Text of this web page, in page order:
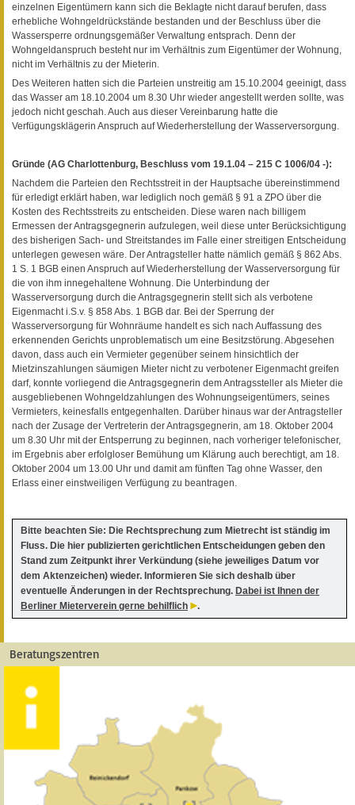
einzelnen Eigentümern kann sich die Beklagte nicht darauf berufen, dass
erhebliche Wohngeldrückstände bestanden und der Beschluss über die
Wassersperre ordnungsgemäßer Verwaltung entsprach. Denn der
Wohngeldanspruch besteht nur im Verhältnis zum Eigentümer der Wohnung,
nicht im Verhältnis zu der Mieterin.
Des Weiteren hatten sich die Parteien unstreitig am 15.10.2004 geeinigt, dass
das Wasser am 18.10.2004 um 8.30 Uhr wieder angestellt werden sollte, was
jedoch nicht geschah. Auch aus dieser Vereinbarung hatte die
Verfügungsklägerin Anspruch auf Wiederherstellung der Wasserversorgung.
Gründe (AG Charlottenburg, Beschluss vom 19.1.04 – 215 C 1006/04 -):
Nachdem die Parteien den Rechtsstreit in der Hauptsache übereinstimmend
für erledigt erklärt haben, war lediglich noch gemäß § 91 a ZPO über die
Kosten des Rechtsstreits zu entscheiden. Diese waren nach billigem
Ermessen der Antragsgegnerin aufzulegen, weil diese unter Berücksichtigung
des bisherigen Sach- und Streitstandes im Falle einer streitigen Entscheidung
unterlegen gewesen wäre. Der Antragsteller hatte nämlich gemäß § 862 Abs.
1 S. 1 BGB einen Anspruch auf Wiederherstellung der Wasserversorgung für
die von ihm innegehaltene Wohnung. Die Unterbindung der
Wasserversorgung durch die Antragsgegnerin stellt sich als verbotene
Eigenmacht i.S.v. § 858 Abs. 1 BGB dar. Bei der Sperrung der
Wasserversorgung für Wohnräume handelt es sich nach Auffassung des
erkennenden Gerichts unproblematisch um eine Besitzstörung. Abgesehen
davon, dass auch ein Vermieter gegenüber seinem hinsichtlich der
Mietzinszahlungen säumigen Mieter nicht zu verbotener Eigenmacht greifen
darf, konnte vorliegend die Antragsgegnerin dem Antragssteller als Mieter die
ausgebliebenen Wohngeldzahlungen des Wohnungseigentümers, seines
Vermieters, keinesfalls entgegenhalten. Darüber hinaus war der Antragsteller
nach der Zusage der Vertreterin der Antragsgegnerin, am 18. Oktober 2004
um 8.30 Uhr mit der Entsperrung zu beginnen, nach vorheriger telefonischer,
im Ergebnis aber erfolgloser Bemühung um Klärung auch berechtigt, am 18.
Oktober 2004 um 13.00 Uhr und damit am fünften Tag ohne Wasser, den
Erlass einer einstweiligen Verfügung zu beantragen.
Bitte beachten Sie: Die Rechtsprechung zum Mietrecht ist ständig im
Fluss. Die hier publizierten gerichtlichen Entscheidungen geben den
Stand zum Zeitpunkt ihrer Verkündung (siehe jeweiliges Datum vor
dem Aktenzeichen) wieder. Informieren Sie sich deshalb über
eventuelle Änderungen in der Rechtsprechung. Dabei ist Ihnen der
Berliner Mieterverein gerne behilflich
.
Beratungszentren